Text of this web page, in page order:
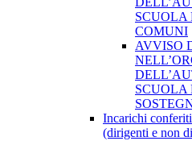
SCUOLA
COMUNI
AVVISO
SCUOLA
Incarichi
(dirigenti e non